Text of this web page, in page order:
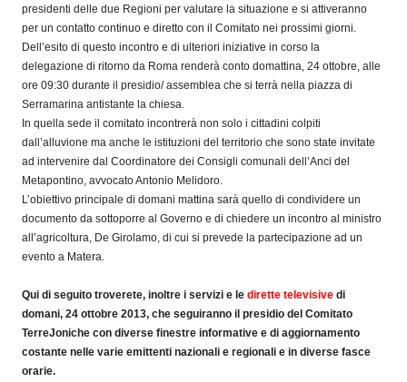
presidenti delle due Regioni per valutare la situazione e si attiveranno
per un contatto continuo e diretto con il Comitato nei prossimi giorni.
Dell’esito di questo incontro e di ulteriori iniziative in corso la
delegazione di ritorno da Roma renderà conto domattina, 24 ottobre, alle
ore 09:30 durante il presidio/ assemblea che si terrà nella piazza di
Serramarina antistante la chiesa.
In quella sede il comitato incontrerà non solo i cittadini colpiti
dall’alluvione ma anche le istituzioni del territorio che sono state invitate
ad intervenire dal Coordinatore dei Consigli comunali dell’Anci del
Metapontino, avvocato Antonio Melidoro.
L’obiettivo principale di domani mattina sarà quello di condividere un
documento da sottoporre al Governo e di chiedere un incontro al ministro
all’agricoltura, De Girolamo, di cui si prevede la partecipazione ad un
evento a Matera.
Qui di seguito troverete, inoltre i servizi e le dirette televisive di
domani, 24 ottobre 2013, che seguiranno il presidio del Comitato
TerreJoniche con diverse finestre informative e di aggiornamento
costante nelle varie emittenti nazionali e regionali e in diverse fasce
orarie.